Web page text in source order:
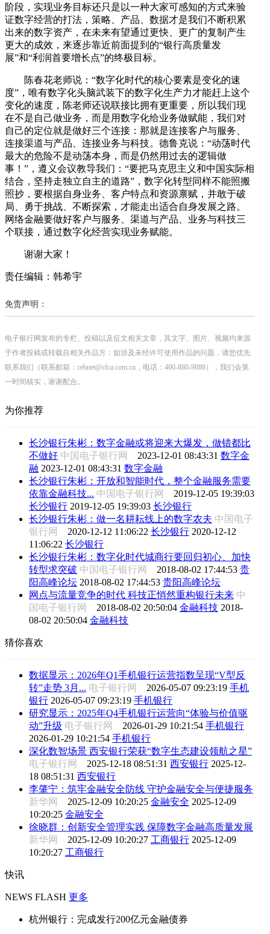
阶段，实现业务目标还只是以一种大家可感知的方式来验
证数字经营的打法，策略、产品、数据才是我们不断积累
出来的数字资产，在未来有望通过更快、更广的复制产生
更大的成效，来逐步靠近前面提到的“银行高质量发
展”和“利润首要增长点”的终极目标。
陈春花老师说：“数字化时代的核心要素是变化的速
度”，唯有数字化头脑武装下的数字化生产力才能赶上这个
变化的速度，陈老师还说联接比拥有更重要，所以我们现
在不是自己做业务，而是用数字化给业务做赋能，我们对
自己的定位就是做好三个连接：那就是连接客户与服务、
连接渠道与产品、连接业务与科技。德鲁克说：“动荡时代
最大的危险不是动荡本身，而是仍然用过去的逻辑做
事！”，遵义会议教导我们：“要把马克思主义和中国实际相
结合，坚持走独立自主的道路”，数字化转型同样不能照搬
照抄，要根据自身业务、客户特点和资源禀赋，并敢于破
局、勇于挑战、不断探索，才能走出适合自身发展之路。
网络金融要做好客户与服务、渠道与产品、业务与科技三
个联接，通过数字化经营实现业务赋能。
谢谢大家！
责任编辑：韩希宇
免责声明：
电子银行网发布的专栏、投稿以及征文相关文章，其文字、图片、视频均来源
于作者投稿或转载自相关作品方；如涉及未经许可使用作品的问题，请您优先
联系我们（联系邮箱：cebnet@cfca.com.cn，电话：400-880-9888），我们会第
一时间核实，谢谢配合。
为你推荐
长沙银行朱彬：数字金融或将迎来大爆发，做错都比
不做好 中国电子银行网 2023-12-01 08:43:31 数字金
融 2023-12-01 08:43:31 数字金融
长沙银行朱彬：开放和智能时代，整个金融服务需要
依靠金融科技... 中国电子银行网 2019-12-05 19:39:03
长沙银行 2019-12-05 19:39:03 长沙银行
长沙银行朱彬：做一名耕耘线上的数字农夫 中国电子
银行网 2020-12-12 11:06:22 长沙银行 2020-12-12
11:06:22 长沙银行
长沙银行朱彬：数字化时代城商行要回归初心、加快
转型求突破 中国电子银行网 2018-08-02 17:44:53 贵
阳高峰论坛 2018-08-02 17:44:53 贵阳高峰论坛
网点与流量竞争的时代 科技正悄然重构银行未来 中
国电子银行网 2018-08-02 20:50:04 金融科技 2018-
08-02 20:50:04 金融科技
猜你喜欢
数据显示：2026年Q1手机银行运营指数呈现“V型反
转”走势 3月... 电子银行网 2026-05-07 09:23:19 手机
银行 2026-05-07 09:23:19 手机银行
研究显示：2025年Q4手机银行运营向“体验与价值驱
动”升级 电子银行网 2026-01-29 10:21:54 手机银行
2026-01-29 10:21:54 手机银行
深化数智场景 西安银行荣获“数字生态建设领航之星”
电子银行网 2025-12-18 08:51:31 西安银行 2025-12-
18 08:51:31 西安银行
李肇宁：筑牢金融安全防线 守护金融安全与便捷服务
新华网 2025-12-09 10:20:25 金融安全 2025-12-09
10:20:25 金融安全
徐晓群：创新安全管理实践 保障数字金融高质量发展
新华网 2025-12-09 10:20:27 工商银行 2025-12-09
10:20:27 工商银行
快讯
NEWS FLASH 更多
杭州银行：完成发行200亿元金融债券